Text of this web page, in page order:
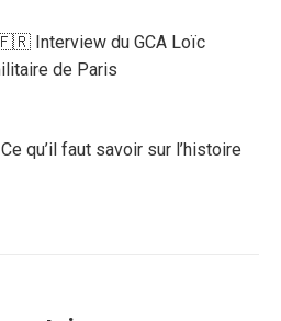
Interview du GCA Loïc
de Paris
qu’il faut savoir sur l’histoire